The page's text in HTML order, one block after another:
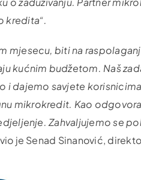
kredita“.
mjesecu, biti na
kućnim budžetom. Naš
dajemo savjete
mikrokredit. Kao
Zahvaljujemo se
je Senad Sinanović,